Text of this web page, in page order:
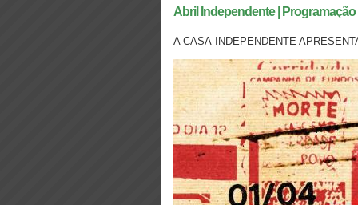
Abril Independente |
A CASA INDEPENDENTE